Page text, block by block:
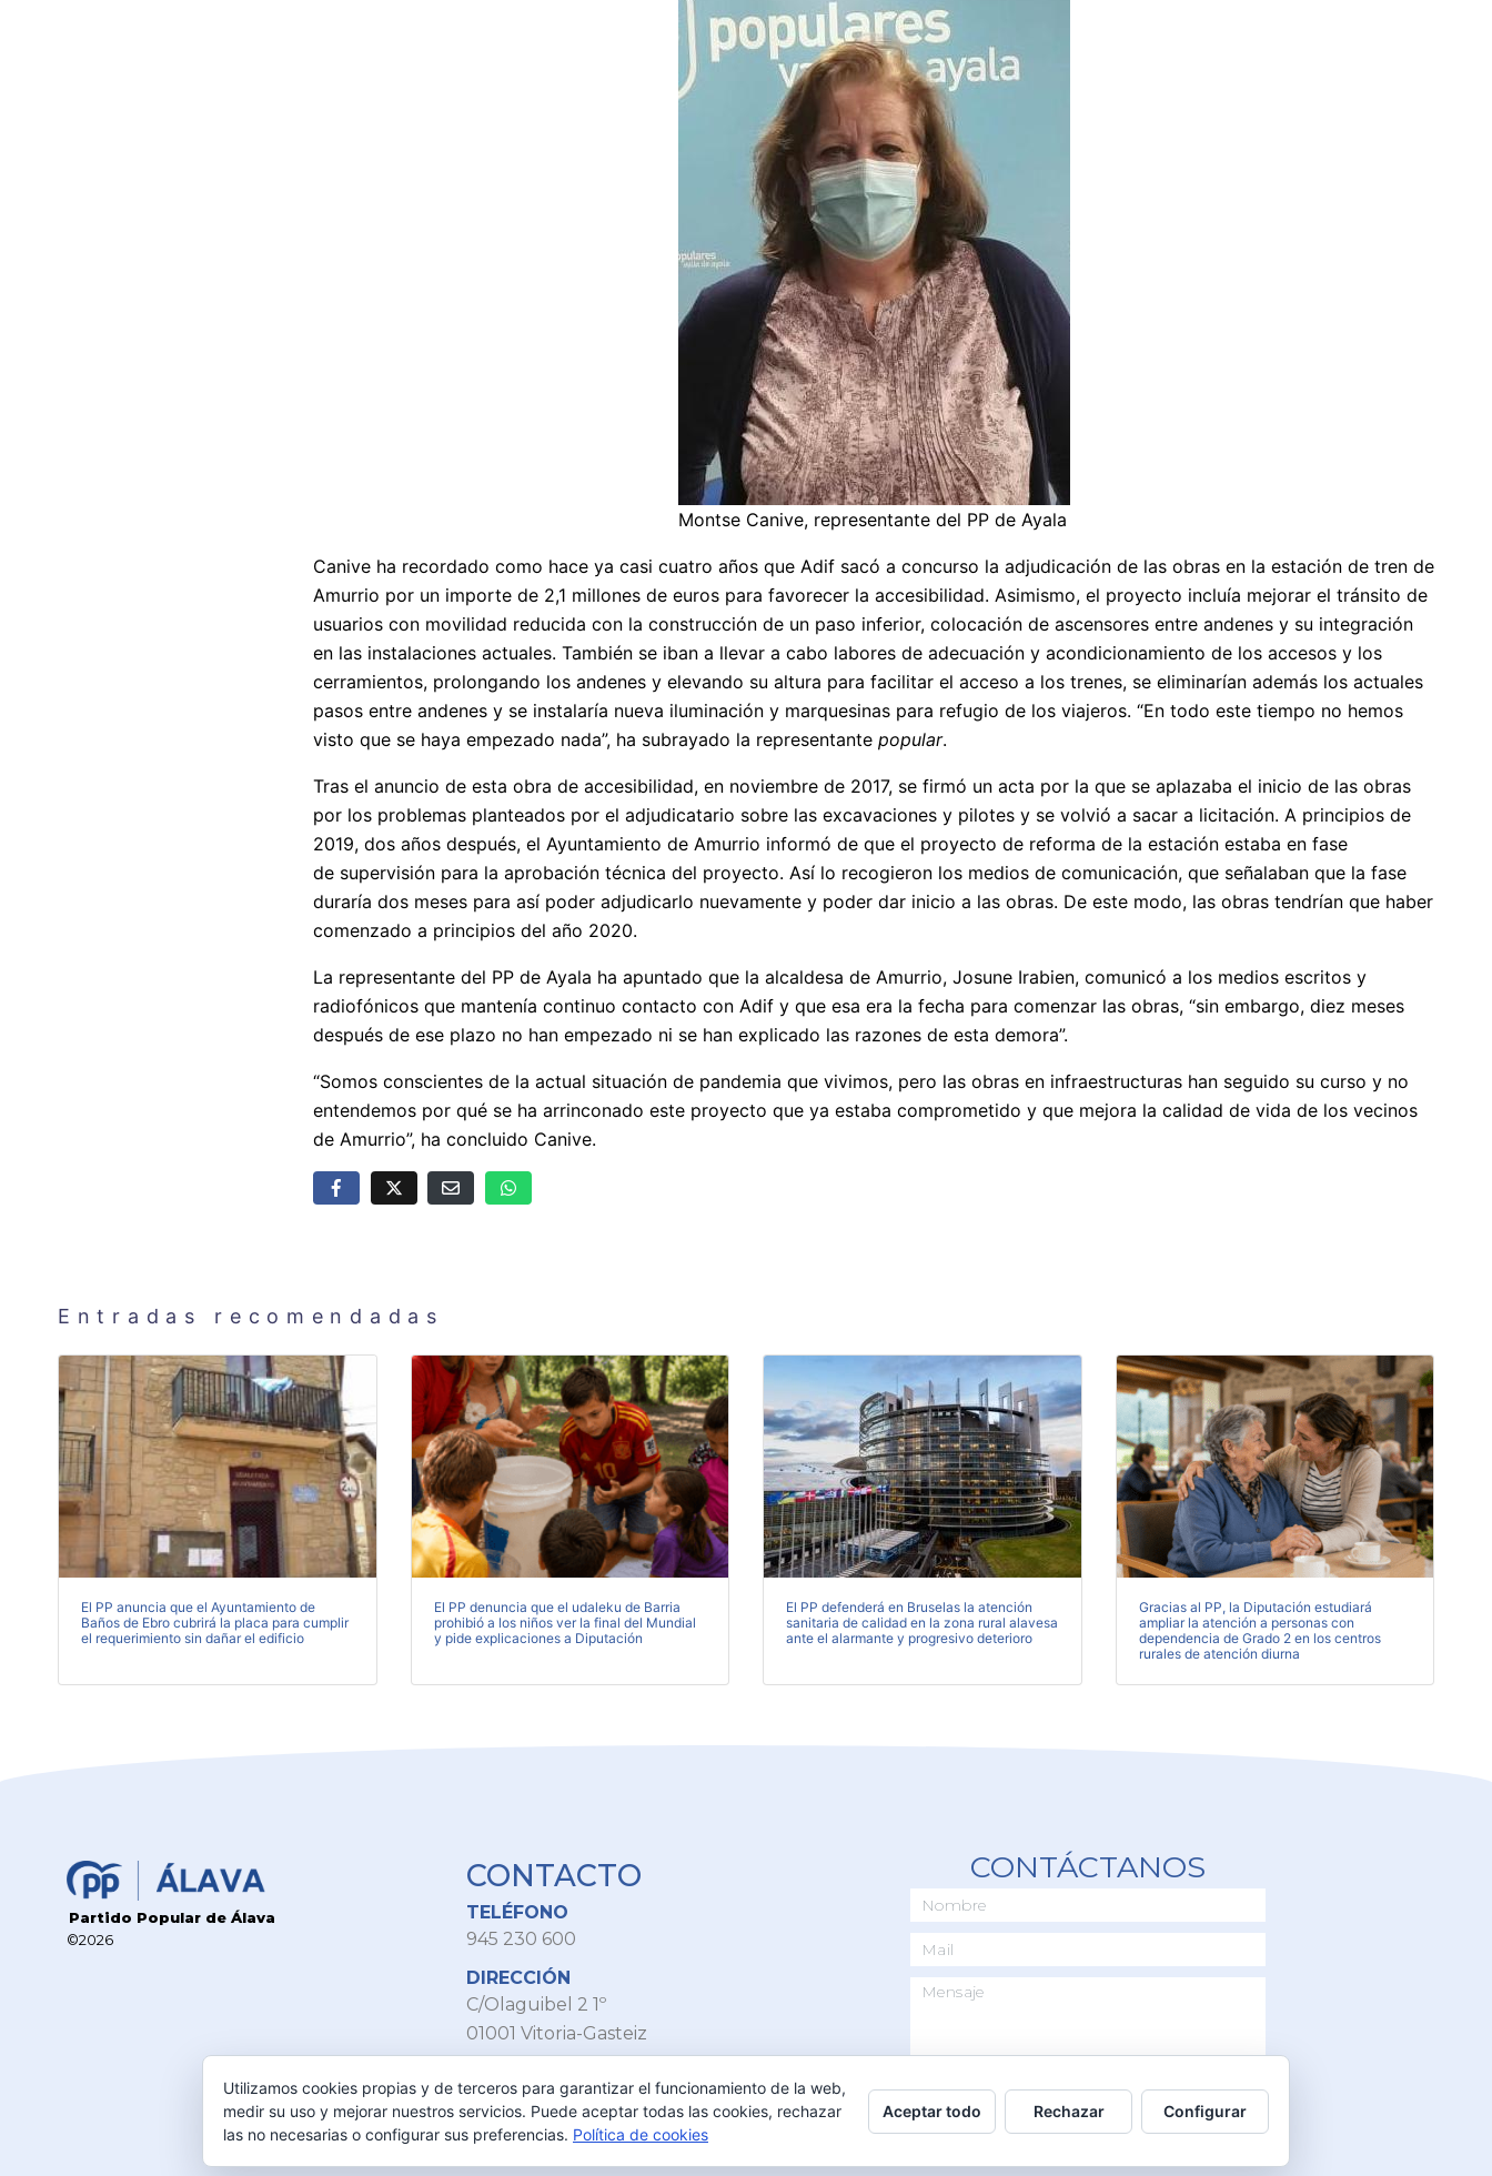
Montse Canive, representante del PP de Ayala
Canive ha recordado como hace ya casi cuatro años que Adif sacó a concurso la adjudicación de las obras en la estación de tren de
Amurrio por un importe de 2,1 millones de euros para favorecer la accesibilidad. Asimismo, el proyecto incluía mejorar el tránsito de
usuarios con movilidad reducida con la construcción de un paso inferior, colocación de ascensores entre andenes y su integración
en las instalaciones actuales. También se iban a llevar a cabo labores de adecuación y acondicionamiento de los accesos y los
cerramientos, prolongando los andenes y elevando su altura para facilitar el acceso a los trenes, se eliminarían además los actuales
pasos entre andenes y se instalaría nueva iluminación y marquesinas para refugio de los viajeros. “En todo este tiempo no hemos
visto que se haya empezado nada”, ha subrayado la representante popular.
Tras el anuncio de esta obra de accesibilidad, en noviembre de 2017, se firmó un acta por la que se aplazaba el inicio de las obras
por los problemas planteados por el adjudicatario sobre las excavaciones y pilotes y se volvió a sacar a licitación. A principios de
2019, dos años después, el Ayuntamiento de Amurrio informó de que el proyecto de reforma de la estación estaba en fase
de supervisión para la aprobación técnica del proyecto. Así lo recogieron los medios de comunicación, que señalaban que la fase
duraría dos meses para así poder adjudicarlo nuevamente y poder dar inicio a las obras. De este modo, las obras tendrían que haber
comenzado a principios del año 2020.
La representante del PP de Ayala ha apuntado que la alcaldesa de Amurrio, Josune Irabien, comunicó a los medios escritos y
radiofónicos que mantenía continuo contacto con Adif y que esa era la fecha para comenzar las obras, “sin embargo, diez meses
después de ese plazo no han empezado ni se han explicado las razones de esta demora”.
“Somos conscientes de la actual situación de pandemia que vivimos, pero las obras en infraestructuras han seguido su curso y no
entendemos por qué se ha arrinconado este proyecto que ya estaba comprometido y que mejora la calidad de vida de los vecinos
de Amurrio”, ha concluido Canive.
Entradas recomendadas
El PP anuncia que el Ayuntamiento de
Baños de Ebro cubrirá la placa para cumplir
el requerimiento sin dañar el edificio
El PP denuncia que el udaleku de Barria
prohibió a los niños ver la final del Mundial
y pide explicaciones a Diputación
El PP defenderá en Bruselas la atención
sanitaria de calidad en la zona rural alavesa
ante el alarmante y progresivo deterioro
Gracias al PP, la Diputación estudiará
ampliar la atención a personas con
dependencia de Grado 2 en los centros
rurales de atención diurna
Partido Popular de Álava
©2026
CONTACTO
TELÉFONO
945 230 600
DIRECCIÓN
C/Olaguibel 2 1º
01001 Vitoria-Gasteiz
info@ppalava.com
CONTÁCTANOS
ENVIAR
Utilizamos cookies propias y de terceros para garantizar el funcionamiento de la web,
medir su uso y mejorar nuestros servicios. Puede aceptar todas las cookies, rechazar
las no necesarias o configurar sus preferencias. Política de cookies
Aceptar todo Rechazar Configurar